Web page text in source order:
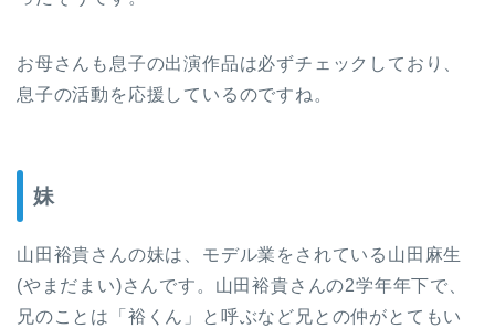
お母さんも息子の出演作品は必ずチェックしており、
息子の活動を応援しているのですね。
妹
山田裕貴さんの妹は、モデル業をされている山田麻生
(やまだまい)さんです。山田裕貴さんの2学年年下で、
兄のことは「裕くん」と呼ぶなど兄との仲がとてもい